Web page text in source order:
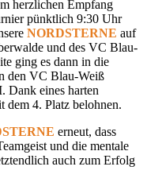
herzlichen Empfang
pünktlich 9:30 Uhr
NORDSTERNE auf
und des VC Blau-
ging es dann in die
den VC Blau-Weiß
Dank eines harten
dem 4. Platz belohnen.
erneut, dass
und die mentale
auch zum Erfolg